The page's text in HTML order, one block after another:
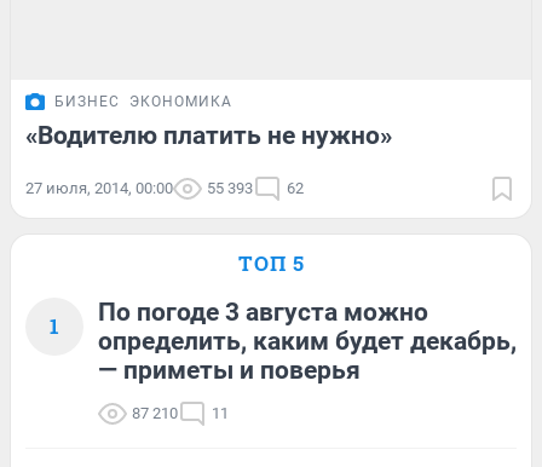
БИЗНЕС ЭКОНОМИКА
«Водителю платить не нужно»
27 июля, 2014, 00:00 55 393 62
ТОП 5
1
По погоде 3 августа можно
определить, каким будет декабрь,
— приметы и поверья
87 210 11